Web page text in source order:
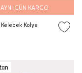
AYNI GÜN KARGO
Kelebek Kolye